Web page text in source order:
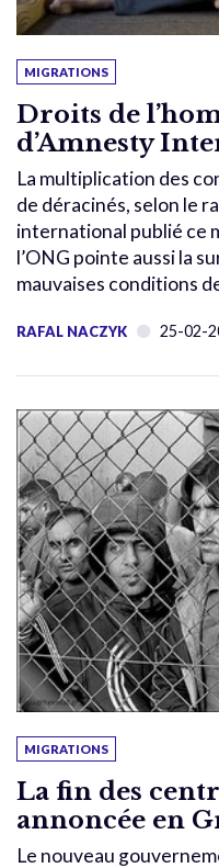
MIGRATIONS
Droits de
d’Amnesty
La multiplication des
de déracinés, selon le
international publié ce
l’ONG pointe aussi la
mauvaises conditions
RAFAL NACZYK 25-02-
MIGRATIONS
La fin des
annoncée en
Le nouveau